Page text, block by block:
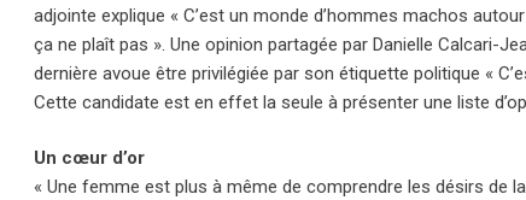
adjointe explique « C’est un monde d’hommes machos
ça ne plaît pas ». Une opinion partagée par Danielle Calcari-
dernière avoue être privilégiée par son étiquette politique «
Cette candidate est en effet la seule à présenter une liste
Un cœur d’or
« Une femme est plus à même de comprendre les désirs de